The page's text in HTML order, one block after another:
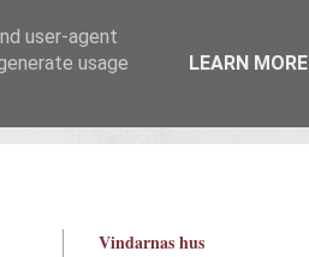
Vindarnas hus
user-agent
usage
LEARN MORE